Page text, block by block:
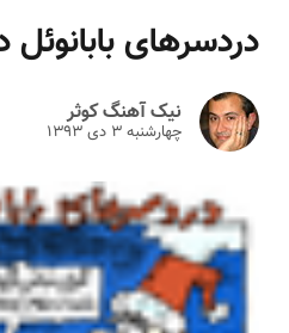
دردسرهای بابانوئل
نیک آهنگ کوثر
چهارشنبه ۳ دى ۱۳۹۳